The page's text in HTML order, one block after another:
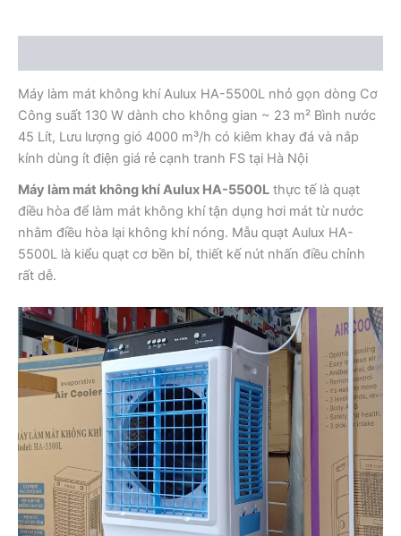
Máy làm mát không khí Aulux HA-5500L nhỏ gọn dòng Cơ
Công suất 130 W dành cho không gian ~ 23 m² Bình nước
45 Lít, Lưu lượng gió 4000 m³/h có kiêm khay đá và nắp
kính dùng ít điện giá rẻ cạnh tranh FS tại Hà Nội
Máy làm mát không khí Aulux HA-5500L thực tế là quạt
điều hòa để làm mát không khí tận dụng hơi mát từ nước
nhằm điều hòa lại không khí nóng. Mẫu quạt Aulux HA-
5500L là kiểu quạt cơ bền bỉ, thiết kế nút nhấn điều chỉnh
rất dễ.